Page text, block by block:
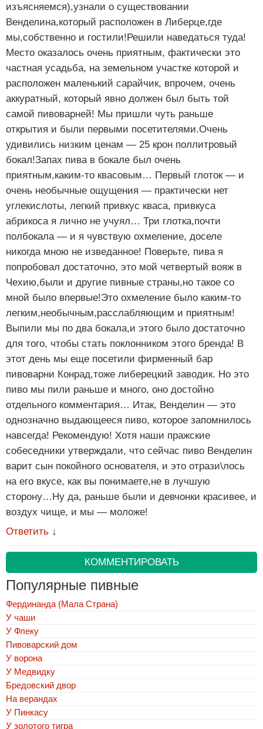
изъясняемся),узнали о существовании
Венделина,который расположен в Либерце,где
мы,собственно и гостили!Решили наведаться туда!
Место оказалось очень приятным, фактически это
частная усадьба, на земельном участке которой и
расположен маленький сарайчик, впрочем, очень
аккуратный, который явно должен был быть той
самой пивоварней! Мы пришли чуть раньше
открытия и были первыми посетителями.Очень
удивились низким ценам — 25 крон поллитровый
бокал!Запах пива в бокале был очень
приятным,каким-то квасовым… Первый глоток — и
очень необычные ощущения — практически нет
углекислоты, легкий привкус кваса, привкуса
абрикоса я лично не учуял… Три глотка,почти
полбокала — и я чувствую охмеление, доселе
никогда мною не изведанное! Поверьте, пива я
попробовал достаточно, это мой четвертый вояж в
Чехию,были и другие пивные страны,но такое со
мной было впервые!Это охмеление было каким-то
легким,необычным,расслабляющим и приятным!
Выпили мы по два бокала,и этого было достаточно
для того, чтобы стать поклонником этого бренда! В
этот день мы еще посетили фирменный бар
пивоварни Конрад,тоже либерецкий заводик. Но это
пиво мы пили раньше и много, оно достойно
отдельного комментария… Итак, Венделин — это
однозначно выдающееся пиво, которое запомнилось
навсегда! Рекомендую! Хотя наши пражские
собеседники утверждали, что сейчас пиво Венделин
варит сын покойного основателя, и это отрази\лось
на его вкусе, как вы понимаете,не в лучшую
сторону…Ну да, раньше были и девчонки красивее, и
воздух чище, и мы — моложе!
Ответить ↓
КОММЕНТИРОВАТЬ
Популярные пивные
Фердинанда (Мала Страна)
У чаши
У Флеку
Пивоварский дом
У ворона
У Медвидку
Бредовский двор
На верандах
У Пинкасу
У золотого тигра